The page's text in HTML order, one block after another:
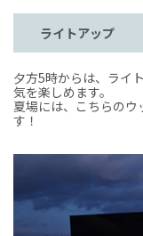
ライトアップ
夕方5時からは、ライ
気を楽しめます。
夏場には、こちらの
す！